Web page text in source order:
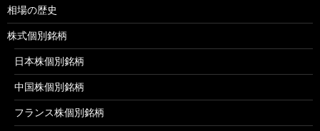
相場の歴史
株式個別銘柄
日本株個別銘柄
中国株個別銘柄
フランス株個別銘柄